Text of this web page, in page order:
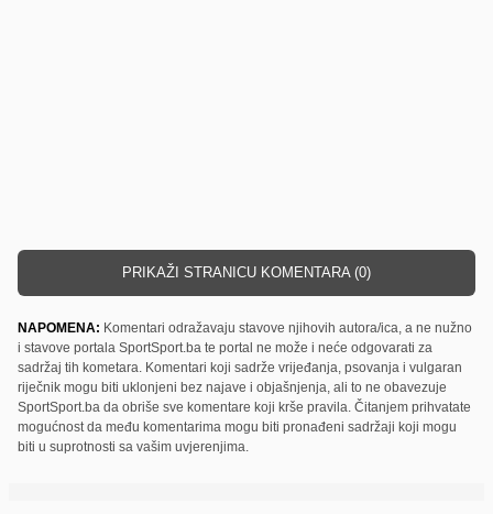
PRIKAŽI STRANICU KOMENTARA (0)
NAPOMENA: Komentari odražavaju stavove njihovih autora/ica, a ne nužno
i stavove portala SportSport.ba te portal ne može i neće odgovarati za
sadržaj tih kometara. Komentari koji sadrže vrijeđanja, psovanja i vulgaran
riječnik mogu biti uklonjeni bez najave i objašnjenja, ali to ne obavezuje
SportSport.ba da obriše sve komentare koji krše pravila. Čitanjem prihvatate
mogućnost da među komentarima mogu biti pronađeni sadržaji koji mogu
biti u suprotnosti sa vašim uvjerenjima.